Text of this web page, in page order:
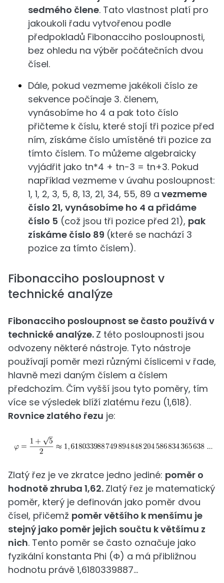
sedmého člene. Tato vlastnost platí pro
jakoukoli řadu vytvořenou podle
předpokladů Fibonacciho posloupnosti,
bez ohledu na výběr počátečních dvou
čísel.
Dále, pokud vezmeme jakékoli číslo ze
sekvence počínaje 3. členem,
vynásobíme ho 4 a pak toto číslo
přičteme k číslu, které stojí tři pozice před
ním, získáme číslo umístěné tři pozice za
tímto číslem. To můžeme algebraicky
vyjádřit jako tn*4 + tn-3 = tn+3. Pokud
například vezmeme v úvahu posloupnost:
1, 1, 2, 3, 5, 8, 13, 21, 34, 55, 89 a vezmeme
číslo 21, vynásobíme ho 4 a přidáme
číslo 5 (což jsou tři pozice před 21), pak
získáme číslo 89 (které se nachází 3
pozice za tímto číslem).
Fibonacciho posloupnost v
technické analýze
Fibonacciho posloupnost se často používá v
technické analýze. Z této posloupnosti jsou
odvozeny některé nástroje. Tyto nástroje
používají poměr mezi různými číslicemi v řade,
hlavně mezi daným číslem a číslem
předchozím. Čím vyšší jsou tyto poměry, tím
více se výsledek blíží zlatému řezu (1,618).
Rovnice zlatého řezu je:
Zlatý řez je ve zkratce jedno jediné: poměr o
hodnotě zhruba 1,62. Zlatý řez je matematický
poměr, který je definován jako poměr dvou
čísel, přičemž poměr většího k menšímu je
stejný jako poměr jejich součtu k většímu z
nich. Tento poměr se často označuje jako
fyzikální konstanta Phi (Φ) a má přibližnou
hodnotu právě 1,6180339887...